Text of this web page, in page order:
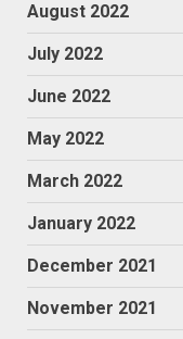
August 2022
July 2022
June 2022
May 2022
March 2022
January 2022
December 2021
November 2021